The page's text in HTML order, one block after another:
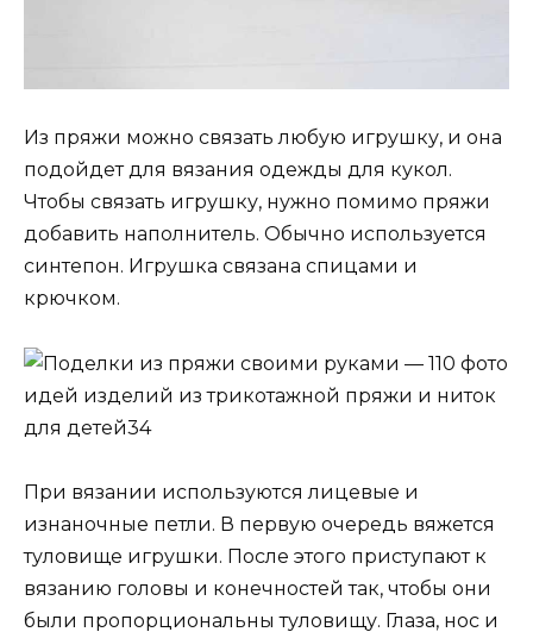
Из пряжи можно связать любую игрушку, и она
подойдет для вязания одежды для кукол.
Чтобы связать игрушку, нужно помимо пряжи
добавить наполнитель. Обычно используется
синтепон. Игрушка связана спицами и
крючком.
При вязании используются лицевые и
изнаночные петли. В первую очередь вяжется
туловище игрушки. После этого приступают к
вязанию головы и конечностей так, чтобы они
были пропорциональны туловищу. Глаза, нос и